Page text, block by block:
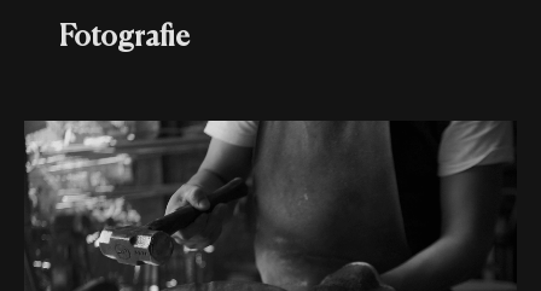
Fotografie